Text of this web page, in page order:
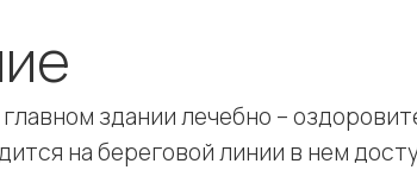
здании лечебно –
на береговой линии в нем